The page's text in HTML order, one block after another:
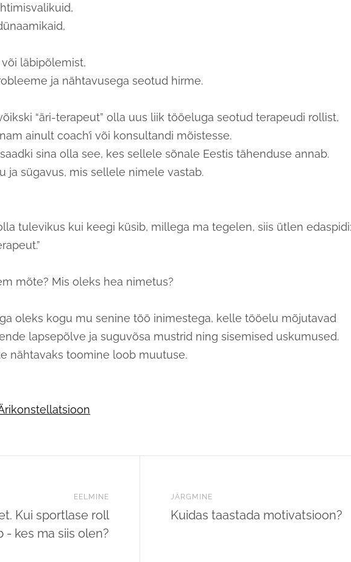
läbipõlemist,
ja nähtavusega seotud hirme.
“äri-terapeut” olla uus liik tööeluga seotud terapeudi rollist,
ainult coach’i või konsultandi mõistesse.
sina olla see, kes sellele sõnale Eestis tähenduse annab.
ja sügavus, mis sellele nimele vastab.
tulevikus kui keegi küsib, millega ma tegelen, siis ütlen edaspidi:
mõte? Mis oleks hea nimetus?
oleks kogu mu senine töö inimestega, kelle tööelu mõjutavad
lapsepõlve ja suguvõsa mustrid ning sisemised uskumused.
nähtavaks toomine loob muutuse.
EELMINE
Kui sportlase roll
- kes ma siis olen?
JÄRGMINE
Kuidas taastada motivatsioon?